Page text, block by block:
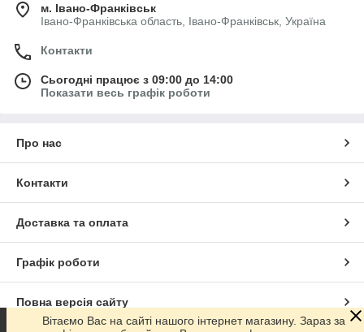
м. Івано-Франківськ
Івано-Франківська область, Івано-Франківськ, Україна
Контакти
Сьогодні працює з 09:00 до 14:00
Показати весь графік роботи
Про нас
Контакти
Доставка та оплата
Графік роботи
Повна версія сайту
Вітаємо Вас на сайті нашого інтернет магазину. Зараз за